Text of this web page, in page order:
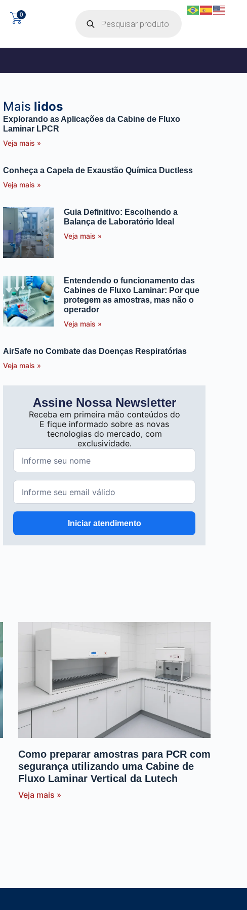
0
Mais lidos
Explorando as Aplicações da Cabine de Fluxo
Laminar LPCR
Veja mais »
Conheça a Capela de Exaustão Química Ductless
Veja mais »
Guia Definitivo: Escolhendo a
Balança de Laboratório Ideal
Veja mais »
Entendendo o funcionamento das
Cabines de Fluxo Laminar: Por que
protegem as amostras, mas não o
operador
Veja mais »
AirSafe no Combate das Doenças Respiratórias
Veja mais »
Assine Nossa Newsletter
Receba em primeira mão conteúdos do
E fique informado sobre as novas
tecnologias do mercado, com
exclusividade.
Iniciar atendimento
Como preparar amostras para PCR com
segurança utilizando uma Cabine de
Fluxo Laminar Vertical da Lutech
Veja mais »